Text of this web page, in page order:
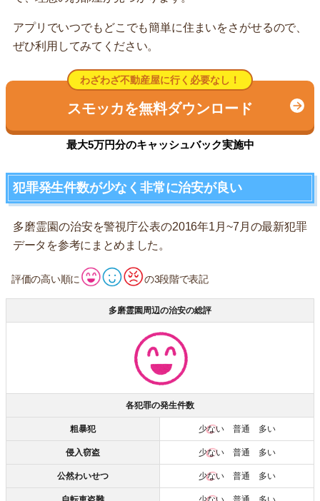
アプリでいつでもどこでも簡単に住まいをさがせるので、
ぜひ利用してみてください。
わざわざ不動産屋に行く必要なし！
スモッカを無料ダウンロード
最大5万円分のキャッシュバック実施中
犯罪発生件数が少なく非常に治安が良い
多磨霊園の治安を警視庁公表の2016年1月~7月の最新犯罪
データを参考にまとめました。
評価の高い順に の3段階で表記
多磨霊園周辺の治安の総評
各犯罪の発生件数
粗暴犯 少ない普通 多い
侵入窃盗 少ない普通 多い
公然わいせつ 少ない普通 多い